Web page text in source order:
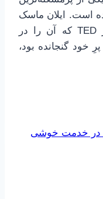
است. ایلان ماسک
در جریان کنفرانس خود در TED که آن را در
خود گنجانده بود،